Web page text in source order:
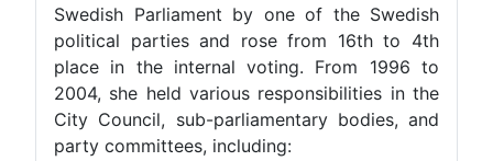
Swedish Parliament by one of the Swedish
political parties and rose from 16th to 4th
place in the internal voting. From 1996 to
2004, she held various responsibilities in the
City Council, sub-parliamentary bodies, and
party committees, including: